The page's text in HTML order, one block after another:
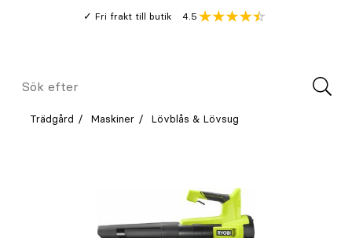
Fri frakt till butik
Genomsnitt
4.5
Meny
Sök
Trädgård Maskiner Lövblås & Lövsug